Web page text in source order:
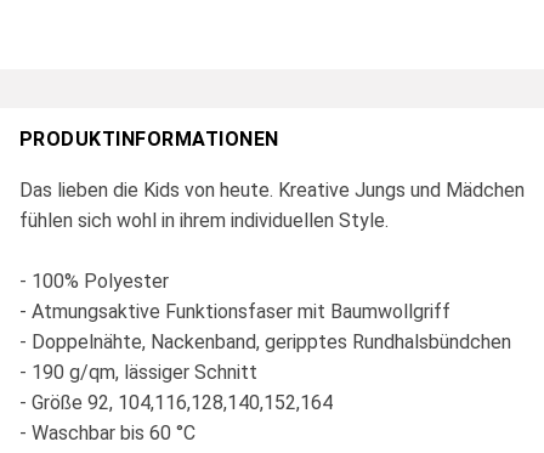
PRODUKTINFORMATIONEN
Das lieben die Kids von heute. Kreative Jungs und Mädchen
fühlen sich wohl in ihrem individuellen Style.
- 100% Polyester
- Atmungsaktive Funktionsfaser mit Baumwollgriff
- Doppelnähte, Nackenband, geripptes Rundhalsbündchen
- 190 g/qm, lässiger Schnitt
- Größe 92, 104,116,128,140,152,164
- Waschbar bis 60 °C